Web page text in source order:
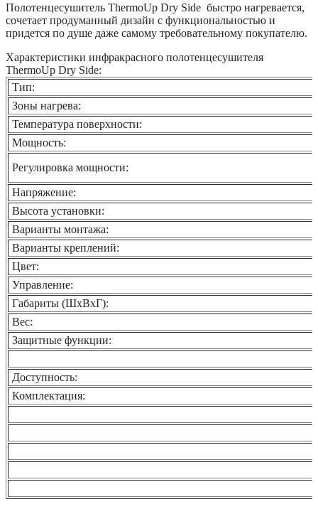
Полотенцесушитель ThermoUp Dry Side быстро нагревается,
сочетает продуманный дизайн с функциональностью и
придется по душе даже самому требовательному покупателю.
Характеристики инфракрасного полотенцесушителя
ThermoUp Dry Side:
Тип:
Зоны нагрева:
Температура поверхности:
Мощность:
Регулировка мощности:
Напряжение:
Высота установки:
Варианты монтажа:
Варианты креплений:
Цвет:
Управление:
Габариты (ШхВхГ):
Вес:
Защитные функции:
Доступность:
Комплектация: